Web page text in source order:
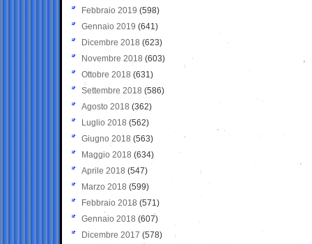
Febbraio 2019 (598)
Gennaio 2019 (641)
Dicembre 2018 (623)
Novembre 2018 (603)
Ottobre 2018 (631)
Settembre 2018 (586)
Agosto 2018 (362)
Luglio 2018 (562)
Giugno 2018 (563)
Maggio 2018 (634)
Aprile 2018 (547)
Marzo 2018 (599)
Febbraio 2018 (571)
Gennaio 2018 (607)
Dicembre 2017 (578)